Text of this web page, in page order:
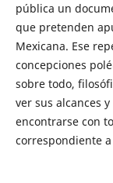
pública un
que pretenden
Mexicana. Ese
concepciones
sobre todo,
ver sus alcances
encontrarse con
correspondiente